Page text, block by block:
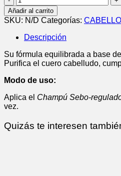
SEBO
REGULADOR
cantidad
Añadir al carrito
SKU: N/D Categorías:
Descripción
Su fórmula equilibrada a base
Purifica el cuero cabelludo,
Modo de uso:
Aplica el Champú Sebo-
vez.
Quizás te interesen